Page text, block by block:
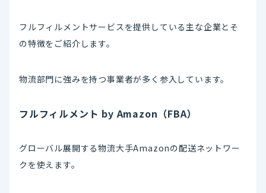
フルフィルメントサービスを提供している主な企業とそ
の特徴をご紹介します。
物流部門に強みを持つ事業者が多く参入しています。
フルフィルメント by Amazon（FBA）
グローバル展開する物流大手Amazonの配送ネットワー
クを使えます。